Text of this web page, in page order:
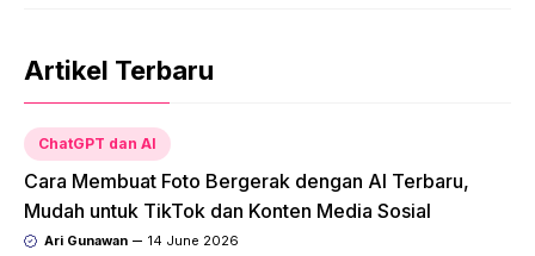
Artikel Terbaru
ChatGPT dan AI
Cara Membuat Foto Bergerak dengan AI Terbaru,
Mudah untuk TikTok dan Konten Media Sosial
Ari Gunawan 14 June 2026